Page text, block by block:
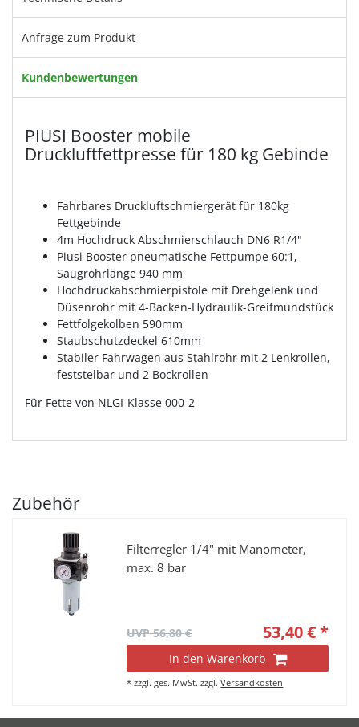
Anfrage zum Produkt
Kundenbewertungen
PIUSI Booster mobile
Druckluftfettpresse für 180 kg Gebinde
Fahrbares Druckluftschmiergerät für 180kg
Fettgebinde
4m Hochdruck Abschmierschlauch DN6 R1/4"
Piusi Booster pneumatische Fettpumpe 60:1,
Saugrohrlänge 940 mm
Hochdruckabschmierpistole mit Drehgelenk und
Düsenrohr mit 4-Backen-Hydraulik-Greifmundstück
Fettfolgekolben 590mm
Staubschutzdeckel 610mm
Stabiler Fahrwagen aus Stahlrohr mit 2 Lenkrollen,
feststelbar und 2 Bockrollen
Für Fette von NLGI-Klasse 000-2
Zubehör
Filterregler 1/4" mit Manometer,
max. 8 bar
UVP 56,80 € 53,40 € *
In den Warenkorb
*zzgl. ges. MwSt. zzgl.Versandkosten